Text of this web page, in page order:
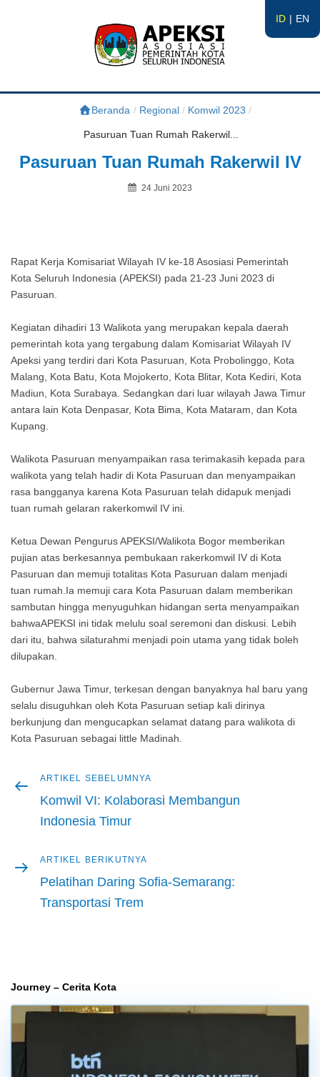
ID EN
APEKSI
#APEKSInergi Beranda / Regional / Komwil 2023 /
Pasuruan Tuan Rumah Rakerwil...
Pasuruan Tuan Rumah Rakerwil IV
Posted
24 Juni 2023
Rapat Kerja Komisariat Wilayah IV ke-18 Asosiasi Pemerintah
Kota Seluruh Indonesia (APEKSI) pada 21-23 Juni 2023 di
Pasuruan.
Kegiatan dihadiri 13 Walikota yang merupakan kepala daerah
pemerintah kota yang tergabung dalam Komisariat Wilayah IV
Apeksi yang terdiri dari Kota Pasuruan, Kota Probolinggo, Kota
Malang, Kota Batu, Kota Mojokerto, Kota Blitar, Kota Kediri, Kota
Madiun, Kota Surabaya. Sedangkan dari luar wilayah Jawa Timur
antara lain Kota Denpasar, Kota Bima, Kota Mataram, dan Kota
Kupang.
Walikota Pasuruan menyampaikan rasa terimakasih kepada para
walikota yang telah hadir di Kota Pasuruan dan menyampaikan
rasa bangganya karena Kota Pasuruan telah didapuk menjadi
tuan rumah gelaran rakerkomwil IV ini.
Ketua Dewan Pengurus APEKSI/Walikota Bogor memberikan
pujian atas berkesannya pembukaan rakerkomwil IV di Kota
Pasuruan dan memuji totalitas Kota Pasuruan dalam menjadi
tuan rumah.Ia memuji cara Kota Pasuruan dalam memberikan
sambutan hingga menyuguhkan hidangan serta menyampaikan
bahwaAPEKSI ini tidak melulu soal seremoni dan diskusi. Lebih
dari itu, bahwa silaturahmi menjadi poin utama yang tidak boleh
dilupakan.
Gubernur Jawa Timur, terkesan dengan banyaknya hal baru yang
selalu disuguhkan oleh Kota Pasuruan setiap kali dirinya
berkunjung dan mengucapkan selamat datang para walikota di
Kota Pasuruan sebagai little Madinah.
Navigasi
pos
Artikel
sebelumnya
ARTIKEL SEBELUMNYA
Komwil VI: Kolaborasi Membangun
Indonesia Timur
Artikel
berikutnya
ARTIKEL BERIKUTNYA
Pelatihan Daring Sofia-Semarang:
Transportasi Trem
Journey – Cerita Kota